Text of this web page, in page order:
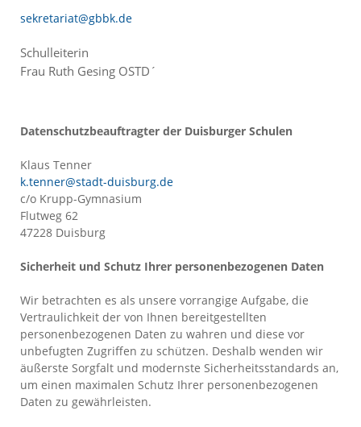
sekretariat@gbbk.de
Schulleiterin
Frau Ruth Gesing OSTD´
Datenschutzbeauftragter der Duisburger Schulen
Klaus Tenner
k.tenner@stadt-duisburg.de
c/o Krupp-Gymnasium
Flutweg 62
47228 Duisburg
Sicherheit und Schutz Ihrer personenbezogenen Daten
Wir betrachten es als unsere vorrangige Aufgabe, die
Vertraulichkeit der von Ihnen bereitgestellten
personenbezogenen Daten zu wahren und diese vor
unbefugten Zugriffen zu schützen. Deshalb wenden wir
äußerste Sorgfalt und modernste Sicherheitsstandards an,
um einen maximalen Schutz Ihrer personenbezogenen
Daten zu gewährleisten.